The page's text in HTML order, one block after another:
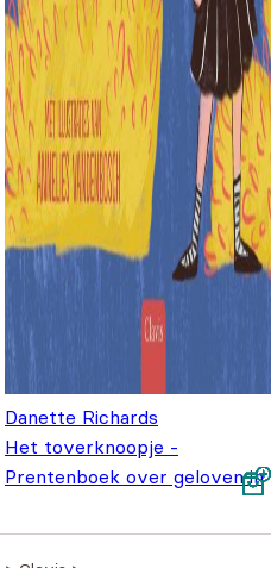
Danette Richards
Het toverknoopje -
Prentenboek over geloven in